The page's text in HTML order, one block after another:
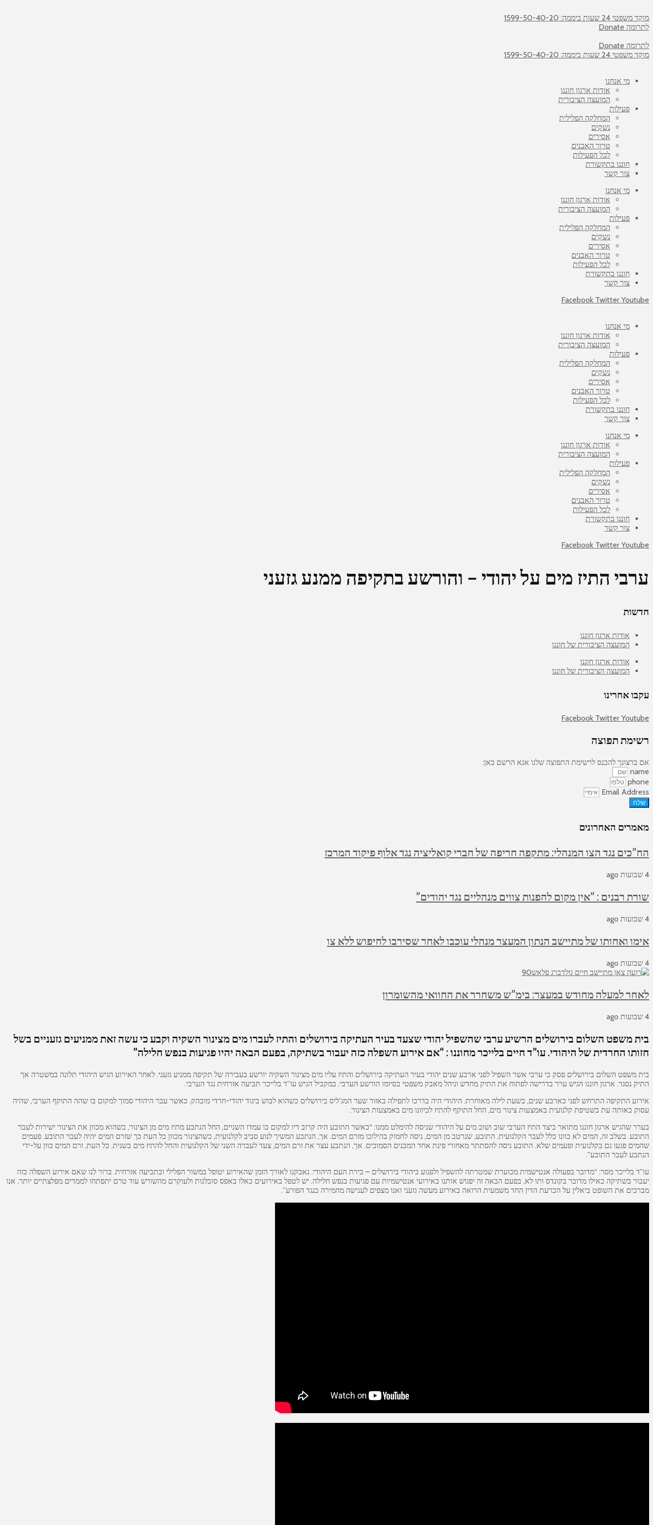
מוקד משפטי 24 שעות ביממה: 1599-50-40-20
לתרומה Donate
לתרומה Donate
מוקד משפטי 24 שעות ביממה: 1599-50-40-20
מי אנחנו
אודות ארגון חוננו
המועצה הציבורית
פעילות
המחלקה הפלילית
נשקים
אסירים
טרור האבנים
לכל הפעילות
חוננו בתקשורת
צור קשר
מי אנחנו
אודות ארגון חוננו
המועצה הציבורית
פעילות
המחלקה הפלילית
נשקים
אסירים
טרור האבנים
לכל הפעילות
חוננו בתקשורת
צור קשר
Facebook Twitter Youtube
מי אנחנו
אודות ארגון חוננו
המועצה הציבורית
פעילות
המחלקה הפלילית
נשקים
אסירים
טרור האבנים
לכל הפעילות
חוננו בתקשורת
צור קשר
מי אנחנו
אודות ארגון חוננו
המועצה הציבורית
פעילות
המחלקה הפלילית
נשקים
אסירים
טרור האבנים
לכל הפעילות
חוננו בתקשורת
צור קשר
Facebook Twitter Youtube
ערבי התיז מים על יהודי – והורשע בתקיפה ממנע גזעני
חדשות
אודות ארגון חוננו
המועצה הציבורית של חוננו
אודות ארגון חוננו
המועצה הציבורית של חוננו
עקבו אחרינו
Facebook Twitter Youtube
רשימת תפוצה
אם ברצונך להכנס לרשימת התפוצה שלנו אנא הרשם כאן:
name
phone
Email Address
שלח
מאמרים האחרונים
הח”כים נגד הצו המנהלי: מתקפה חריפה של חברי קואליציה נגד אלוף פיקוד המרכז
4 שבועות ago
שורת רבנים : “אין מקום להפנות צווים מנהליים נגד יהודים”
4 שבועות ago
אימו ואחותו של מתיישב הנתון המעצר מנהלי עוכבו לאחר שסירבו לחיפוש ללא צו
4 שבועות ago
לאחר למעלה מחודש במעצר: בימ”ש משחרר את החוואי מהשומרון
4 שבועות ago
בית משפט השלום בירושלים הרשיע ערבי שהשפיל יהודי שצעד בעיר העתיקה בירושלים והתיז לעברו מים מצינור השקיה וקבע כי עשה זאת ממניעים גזעניים בשל
חזותו החרדית של היהודי. עו”ד חיים בלייכר מחוננו : “אם אירוע השפלה כזה יעבור בשתיקה, בפעם הבאה יהיו פגיעות בנפש חלילה”
בית משפט השלום בירושלים פסק כי ערבי אשר השפיל לפני ארבע שנים יהודי בעיר העתיקה בירושלים והתיז עליו מים מצינור השקיה יורשע בעבירה של תקיפה ממניע גזעני. לאחר האירוע הגיש היהודי תלונה במשטרה אך
התיק נסגר. ארגון חוננו הגיש ערר בדרישה לפתוח את התיק מחדש וניהל מאבק משפטי בסיומו הורשע הערבי. במקביל הגיש עו”ד בלייכר תביעה אזרחית נגד הערבי.
אירוע התקיפה התרחש לפני כארבע שנים, בשעת לילה מאוחרת. היהודי היה בדרכו לתפילה באזור שער המג’ליס בירושלים כשהוא לבוש ביגוד יהודי-חרדי מובהק. כאשר עבר היהודי סמוך למקום בו שהה התוקף הערבי, שהיה
עסוק באותה עת בשטיפת קלנועית באמצעות צינור מים, החל התוקף להתיז לכיוונו מים באמצעות הצינור.
בערר שהגיש ארגון חוננו מתואר כיצד התיז הערבי שוב ושוב מים על היהודי שניסה להימלט ממנו: “כאשר התובע היה קרוב דיו למקום בו עמדו השניים, החל הנתבע מתיז מים מן הצינור, כשהוא מכוון את הצינור ישירות לעבר
התובע. בשלב זה, המים לא כוונו כלל לעבר הקלנועית. התובע, שנרטב מן המים, ניסה לחמוק בהילוכו מזרם המים. אך, הנתבע המשיך לנוע סביב לקלנועית, כשהצינור מכוון כל העת כך שזרם המים יהיה לעבר התובע. פעמים
שהמים פגעו גם בקלנועית ופעמים שלא. התובע ניסה להסתתר מאחורי פינת אחד המבנים הסמוכים. אך, הנתבע עצר את זרם המים, צעד לעברה השני של הקלנועית והחל להתיז מים בשנית. כל העת, זרם המים כוון על-ידי
הנתבע לעבר התובע”.
עו”ד בלייכר מסר: “מדובר בפעולה אנטישמית מכוערת שמטרתה להשפיל ולפגוע ביהודי בירושלים – בירת העם היהודי. נאבקנו לאורך הזמן שהאירוע יטופל במשור הפלילי ובתביעה אזרחית. ברור לנו שאם אירוע השפלה כזה
יעבור בשתיקה כאילו מדובר בקונדס ותו לא, בפעם הבאה זה יפגוש אותנו באירועי אנטישמיות עם פגיעות בנפש חלילה. יש לטפל באירועים כאלו באפס סובלנות ולעוקרם מהשורש עוד טרם יתפתחו לממדים מפלצתיים יותר. אנו
מברכים את השופט ביאלין על הכרעת הדין החד משמעית הרואה באירוע מעשה גזעני ואנו מצפים לענישה מחמירה כנגד הפורע”.